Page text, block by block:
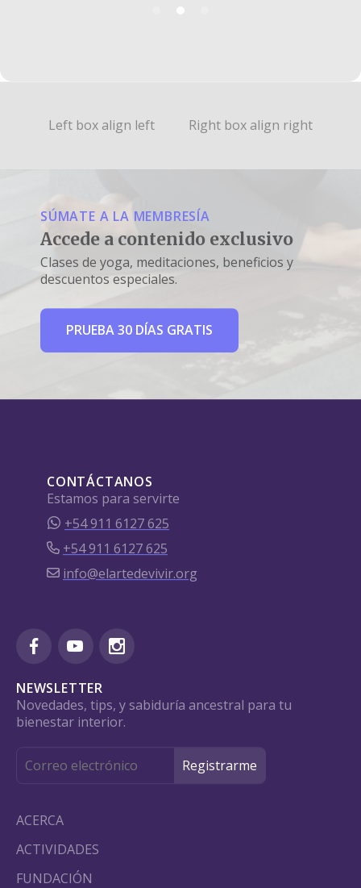
Left box align left Right box align right
SÚMATE A LA MEMBRESÍA
Accede a contenido exclusivo
Clases de yoga, meditaciones, beneficios y
descuentos especiales.
PRUEBA 30 DÍAS GRATIS
CONTÁCTANOS
Estamos para servirte
+54 911 6127 625
+54 911 6127 625
info@elartedevivir.org
NEWSLETTER
Novedades, tips, y sabiduría ancestral para tu
bienestar interior.
ACERCA
ACTIVIDADES
FUNDACIÓN